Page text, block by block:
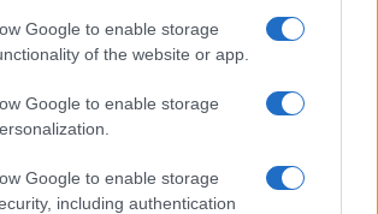
Google to enable storage
of the website or app.
Google to enable storage
Google to enable storage
including authentication